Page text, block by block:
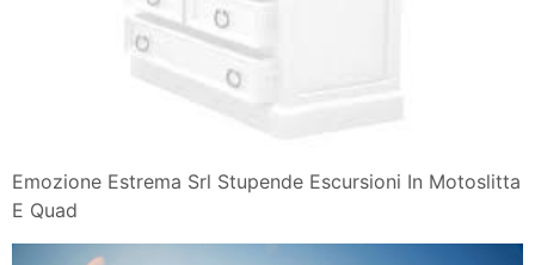
Emozione Estrema Srl Stupende Escursioni In Motoslitta
E Quad